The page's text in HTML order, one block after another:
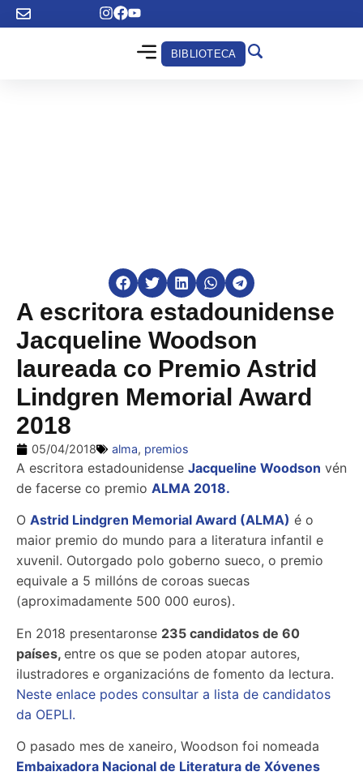
BIBLIOTECA
A escritora estadounidense
Jacqueline Woodson
laureada co Premio Astrid
Lindgren Memorial Award
2018
05/04/2018 alma, premios
A escritora estadounidense Jacqueline Woodson vén
de facerse co premio ALMA 2018.
O Astrid Lindgren Memorial Award (ALMA) é o
maior premio do mundo para a literatura infantil e
xuvenil. Outorgado polo goberno sueco, o premio
equivale a 5 millóns de coroas suecas
(aproximadamente 500 000 euros).
En 2018 presentaronse 235 candidatos de 60
países, entre os que se poden atopar autores,
ilustradores e organizacións de fomento da lectura.
Neste enlace podes consultar a lista de candidatos
da OEPLI.
O pasado mes de xaneiro, Woodson foi nomeada
Embaixadora Nacional de Literatura de Xóvenes